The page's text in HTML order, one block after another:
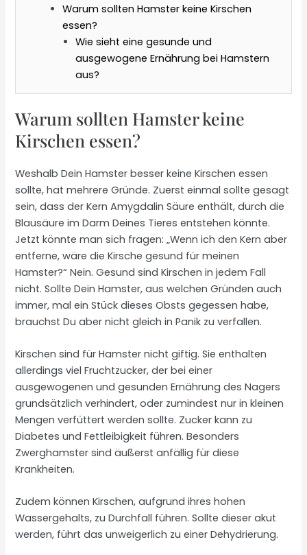
Warum sollten Hamster keine Kirschen
essen?
Wie sieht eine gesunde und
ausgewogene Ernährung bei Hamstern
aus?
Warum sollten Hamster keine
Kirschen essen?
Weshalb Dein Hamster besser keine Kirschen essen
sollte, hat mehrere Gründe. Zuerst einmal sollte gesagt
sein, dass der Kern Amygdalin Säure enthält, durch die
Blausäure im Darm Deines Tieres entstehen könnte.
Jetzt könnte man sich fragen: „Wenn ich den Kern aber
entferne, wäre die Kirsche gesund für meinen
Hamster?“ Nein. Gesund sind Kirschen in jedem Fall
nicht. Sollte Dein Hamster, aus welchen Gründen auch
immer, mal ein Stück dieses Obsts gegessen habe,
brauchst Du aber nicht gleich in Panik zu verfallen.
Kirschen sind für Hamster nicht giftig. Sie enthalten
allerdings viel Fruchtzucker, der bei einer
ausgewogenen und gesunden Ernährung des Nagers
grundsätzlich verhindert, oder zumindest nur in kleinen
Mengen verfüttert werden sollte. Zucker kann zu
Diabetes und Fettleibigkeit führen. Besonders
Zwerghamster sind äußerst anfällig für diese
Krankheiten.
Zudem können Kirschen, aufgrund ihres hohen
Wassergehalts, zu Durchfall führen. Sollte dieser akut
werden, führt das unweigerlich zu einer Dehydrierung.